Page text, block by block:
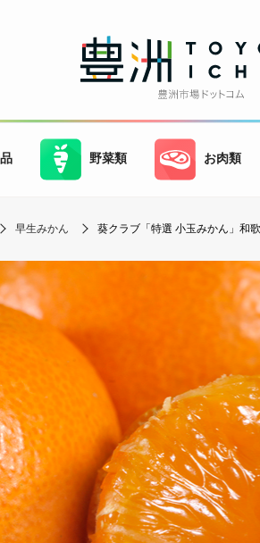
野菜類 お肉類
早生みかん 葵クラブ「特選 小玉みかん」和